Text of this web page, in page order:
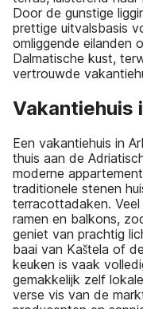
Door de gunstige
prettige uitvalsbasis
omliggende eilanden
Dalmatische kust,
vertrouwde
Vakantiehuis
Een vakantiehuis in
thuis aan de
moderne
traditionele stenen
terracottadaken.
ramen en balkons,
geniet van prachtig
baai van Kaštela of
keuken is vaak
gemakkelijk zelf
verse vis van de